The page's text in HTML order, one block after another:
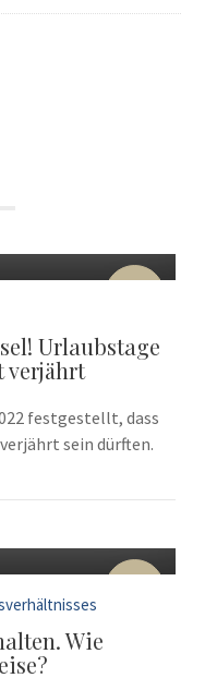
22
Urlaubstage
verjährt
festgestellt, dass
sein dürften.
10
Wie